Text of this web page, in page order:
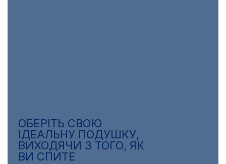
ОБЕРІТЬ СВОЮ
ІДЕАЛЬНУ ПОДУШКУ,
ВИХОДЯЧИ З ТОГО, ЯК
ВИ СПИТЕ